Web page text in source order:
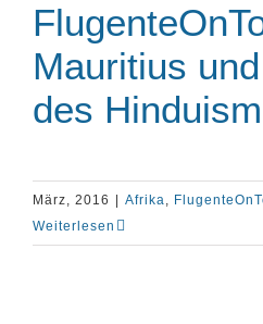
Mauritius
des
März, 2016 Afrika,
Weiterlesen